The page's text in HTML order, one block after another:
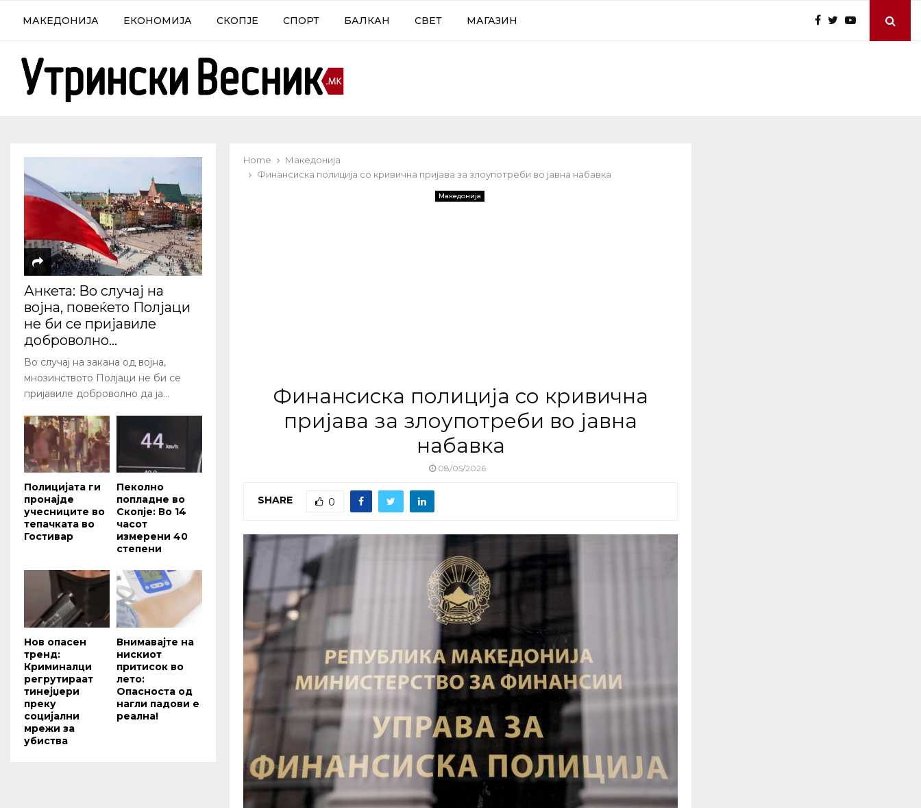
МАКЕДОНИЈА ЕКОНОМИЈА СКОПЈЕ СПОРТ БАЛКАН СВЕТ МАГАЗИН
Home
Македонија
Финансиска полиција со кривична пријава за злоупотреби во јавна набавка
Македонија
Финансиска полиција со кривична
пријава за злоупотреби во јавна
набавка
08/05/2026
SHARE 0
Анкета: Во случај на
војна, повеќето Полјаци
не би се пријавиле
доброволно...
Во случај на закана од војна,
мнозинството Полјаци не би се
пријавиле доброволно да ја...
Полицијата ги
пронајде
учесниците во
тепачката во
Гостивар
Пеколно
попладне во
Скопје: Во 14
часот
измерени 40
степени
Нов опасен
тренд:
Криминалци
регрутираат
тинејџери
преку
социјални
мрежи за
убиства
Внимавајте на
нискиот
притисок во
лето:
Опасноста од
нагли падови е
реална!